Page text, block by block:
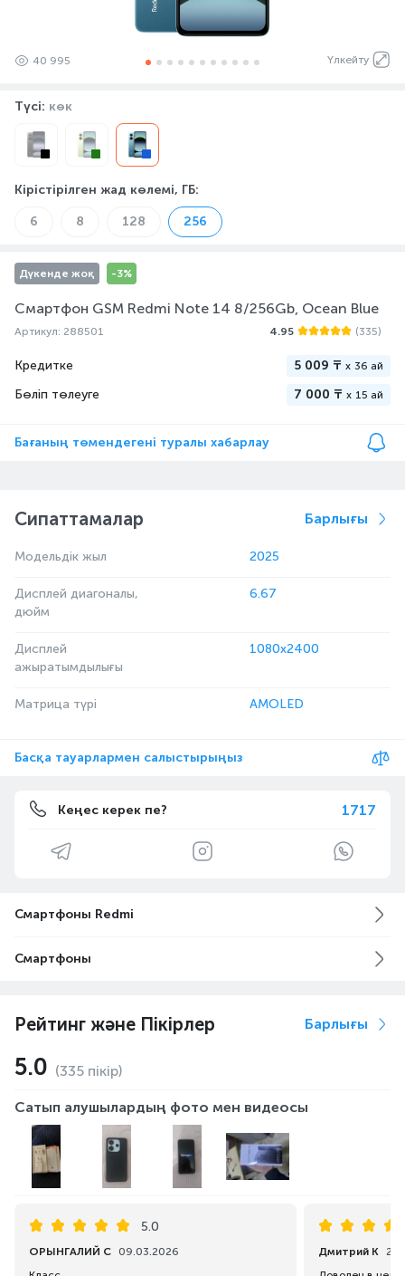
Үлкейту
40 995
Түсі: көк
Кірістірілген жад көлемі, ГБ:
6 8 128 256
Дүкенде жоқ -3%
Смартфон GSM Redmi Note 14 8/256Gb, Ocean Blue
Артикул: 288501 4.95 (335)
Кредитке 5 009 ₸ x 36 ай
Бөліп төлеуге 7 000 ₸ x 15 ай
Бағаның төмендегені туралы хабарлау
Сипаттамалар Барлығы
Модельдік жыл 2025
Дисплей диагоналы,
дюйм
6.67
Дисплей
ажыратымдылығы
1080x2400
Матрица түрі AMOLED
Басқа тауарлармен салыстырыңыз
Кеңес керек пе? 1717
Смартфоны Redmi
Смартфоны
Рейтинг және Пікірлер Барлығы
5.0 (335 пікір)
Сатып алушылардың фото мен видеосы
5.0
ОРЫНГАЛИЙ С 09.03.2026
Дмитрий К